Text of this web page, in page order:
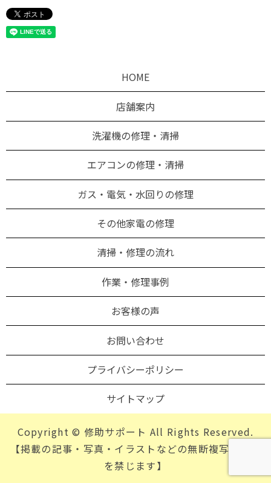
HOME
店舗案内
洗濯機の修理・清掃
エアコンの修理・清掃
ガス・電気・水回りの修理
その他家電の修理
清掃・修理の流れ
作業・修理事例
お客様の声
お問い合わせ
プライバシーポリシー
サイトマップ
Copyright © 修助サポート All Rights Reserved.
【掲載の記事・写真・イラストなどの無断複写・転載
を禁じます】